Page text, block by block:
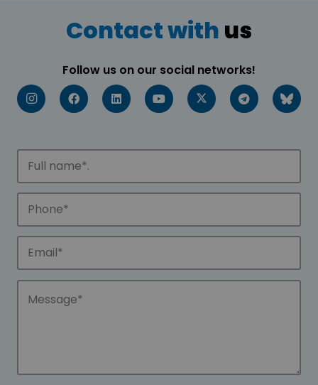
Contact with us
Follow us on our social networks!